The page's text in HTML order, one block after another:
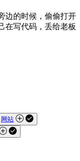
边的时候，偷偷打开
在写代码，丢给老板
网站